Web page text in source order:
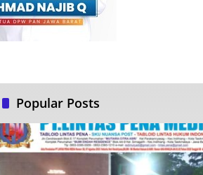
Popular Posts